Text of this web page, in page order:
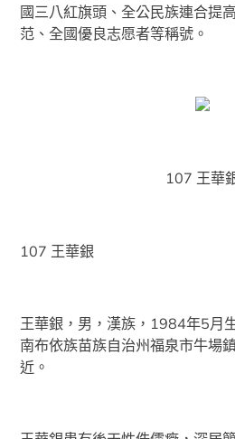
國三八紅旗頭、全公民族連合提
范、全國優良志愿者等稱號。
107 王華
107 王華銀
王華銀，男，漢族，1984年5月
南布依族苗族自治州福泉市牛場
近。